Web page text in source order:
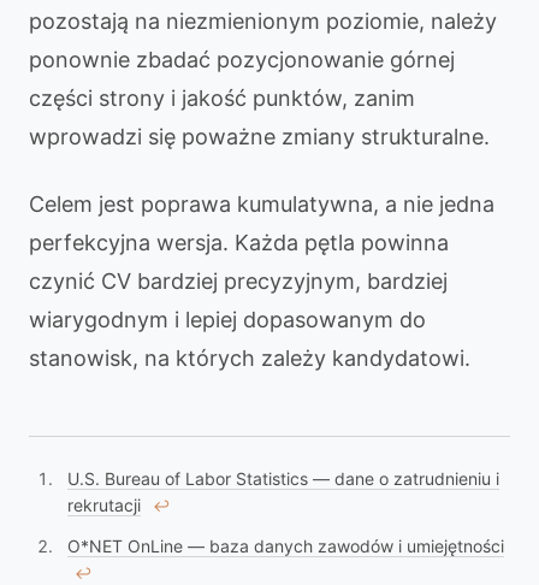
pozostają na niezmienionym poziomie, należy
ponownie zbadać pozycjonowanie górnej
części strony i jakość punktów, zanim
wprowadzi się poważne zmiany strukturalne.
Celem jest poprawa kumulatywna, a nie jedna
perfekcyjna wersja. Każda pętla powinna
czynić CV bardziej precyzyjnym, bardziej
wiarygodnym i lepiej dopasowanym do
stanowisk, na których zależy kandydatowi.
U.S. Bureau of Labor Statistics — dane o zatrudnieniu i
rekrutacji
↩︎
O*NET OnLine — baza danych zawodów i umiejętności
↩︎